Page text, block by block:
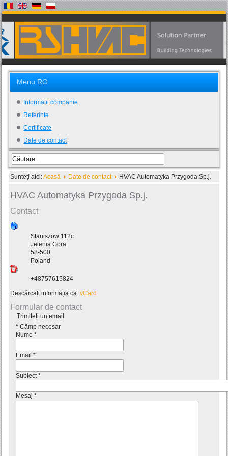
Menu RO
Informatii companie
Referinte
Certificate
Date de contact
Sunteți aici:Acasă Date de contact HVAC Automatyka Przygoda Sp.j.
HVAC Automatyka Przygoda Sp.j.
Contact
Staniszow 112c
Jelenia Gora
58-500
Poland
+48757615824
Descărcați informația ca:vCard
Formular de contact
Trimiteți un email
* Câmp necesar
Nume *
Email *
Subiect *
Mesaj *